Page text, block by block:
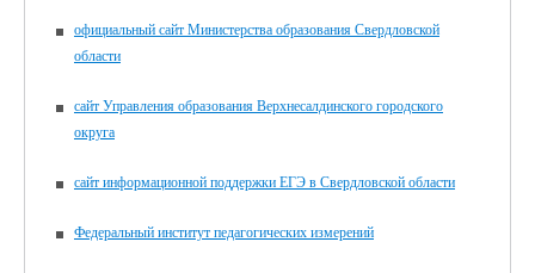
официальный сайт Министерства образования Свердловской
области
сайт Управления образования Верхнесалдинского городского
округа
сайт информационной поддержки ЕГЭ в Свердловской области
Федеральный институт педагогических измерений